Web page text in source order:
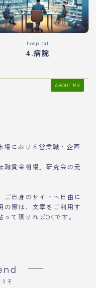
hospital
4.病院
ABOUT ME
場における営業職・企画
職賃金相場」研究会の元
自身のサイトへ自由に
の際は、文章をご利用す
て頂ければOKです。
ぞ